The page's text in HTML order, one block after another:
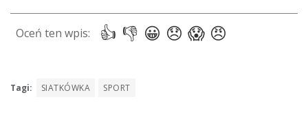
Tagi: SIATKÓWKA SPORT